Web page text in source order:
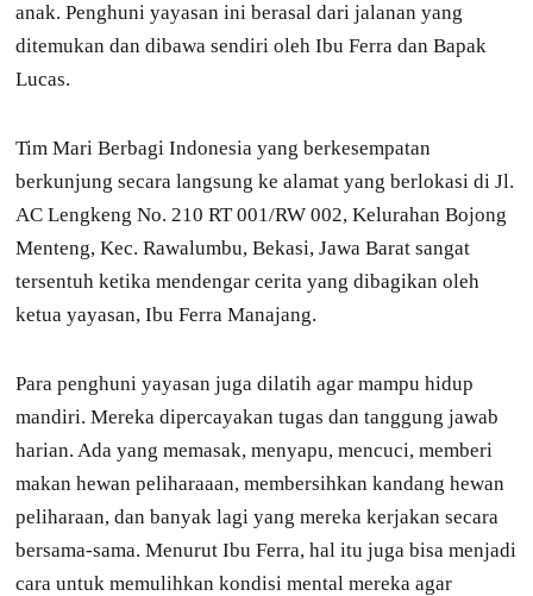
anak. Penghuni yayasan ini berasal dari jalanan yang
ditemukan dan dibawa sendiri oleh Ibu Ferra dan Bapak
Lucas.
Tim Mari Berbagi Indonesia yang berkesempatan
berkunjung secara langsung ke alamat yang berlokasi di Jl.
AC Lengkeng No. 210 RT 001/RW 002, Kelurahan Bojong
Menteng, Kec. Rawalumbu, Bekasi, Jawa Barat sangat
tersentuh ketika mendengar cerita yang dibagikan oleh
ketua yayasan, Ibu Ferra Manajang.
Para penghuni yayasan juga dilatih agar mampu hidup
mandiri. Mereka dipercayakan tugas dan tanggung jawab
harian. Ada yang memasak, menyapu, mencuci, memberi
makan hewan peliharaaan, membersihkan kandang hewan
peliharaan, dan banyak lagi yang mereka kerjakan secara
bersama-sama. Menurut Ibu Ferra, hal itu juga bisa menjadi
cara untuk memulihkan kondisi mental mereka agar